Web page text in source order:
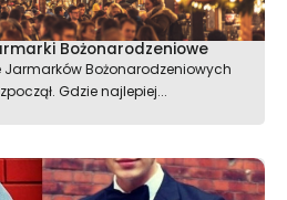
Bożonarodzeniowe
Bożonarodzeniowych
Gdzie najlepiej...